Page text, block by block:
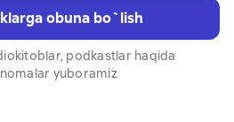
obuna bo`lish
podkastlar haqida
yuboramiz